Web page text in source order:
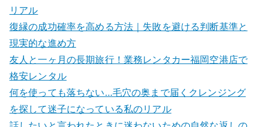
リアル
復縁の成功確率を高める方法｜失敗を避ける判断基準と
現実的な進め方
友人と一ヶ月の長期旅行！業務レンタカー福岡空港店で
格安レンタル
何を使っても落ちない…毛穴の奥まで届くクレンジング
を探して迷子になっている私のリアル